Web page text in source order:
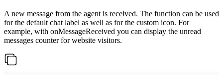
A new message from the agent is received. The function can be used
for the default chat label as well as for the custom icon. For
example, with onMessageReceived you can display the unread
messages counter for website visitors.